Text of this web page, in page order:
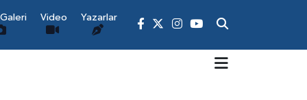
Video Yazarlar